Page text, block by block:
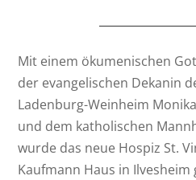
Mit einem ökumenischen
der evangelischen Dekanin
Ladenburg-Weinheim
und dem katholischen
wurde das neue Hospiz St.
Kaufmann Haus in